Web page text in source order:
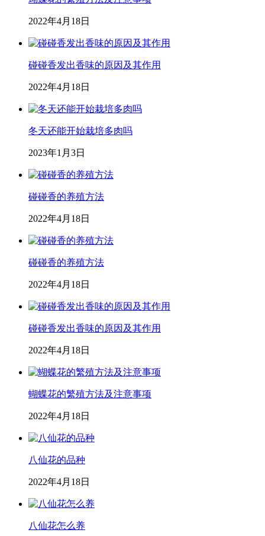
2022年4月18日
碰碰香发出香味的原因及其作用
2022年4月18日
冬天还能开始栽培多肉吗
2023年1月3日
碰碰香的养殖方法
2022年4月18日
碰碰香的养殖方法
2022年4月18日
碰碰香发出香味的原因及其作用
2022年4月18日
蝴蝶花的繁殖方法及注意事项
2022年4月18日
八仙花的品种
2022年4月18日
八仙花怎么养